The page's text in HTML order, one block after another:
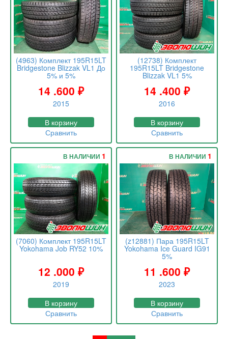
(4963) Комплект 195R15LT
Bridgestone Blizzak VL1 До
5% и 5%
14 .600 ₽
2015
В корзину
Сравнить
(12738) Комплект
195R15LT Bridgestone
Blizzak VL1 5%
14 .400₽
2016
В корзину
Сравнить
(7060) Комплект 195R15LT
Yokohama Job RY52 10%
12 .000 ₽
2019
В НАЛИЧИИ 1
В корзину
Сравнить
(z12881) Пара 195R15LT
Yokohama Ice Guard IG91
5%
11 .600₽
2023
В НАЛИЧИИ 1
В корзину
Сравнить